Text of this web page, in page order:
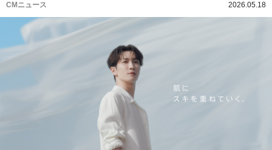
CMニュース 2026.05.18